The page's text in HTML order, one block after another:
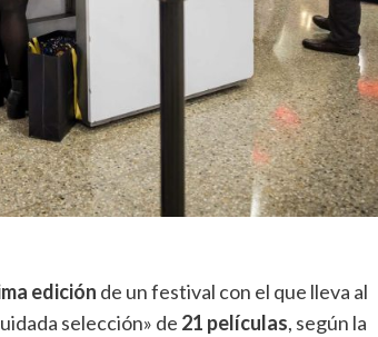
edición de un festival con el que lleva al
selección» de 21 películas, según la